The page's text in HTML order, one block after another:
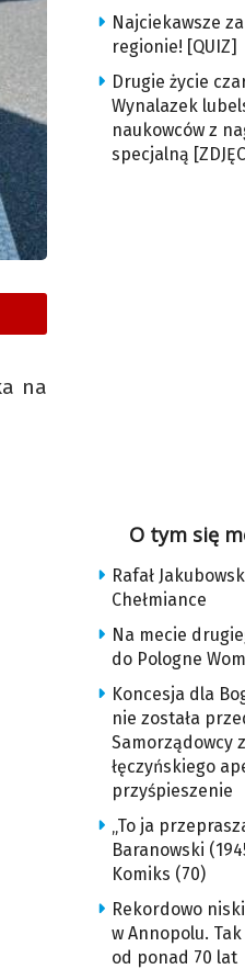
na
Najciekawsze
regionie! [QUIZ]
Drugie życie
Wynalazek
naukowców z
specjalną
O tym się
Rafał
Chełmiance
Na mecie
do Pologne
Koncesja dla
nie została
Samorządowcy
łęczyńskiego
przyśpieszenie
„To ja
Baranowski
Komiks (70)
Rekordowo
w Annopolu.
od ponad 70 lat